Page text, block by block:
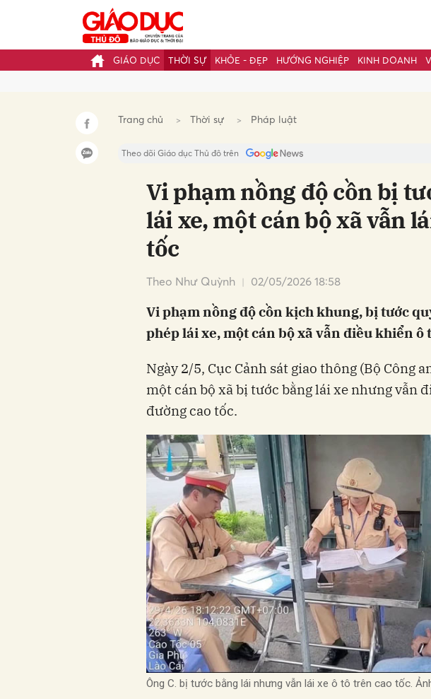
GIÁO DỤC THỜI SỰ KHỎE - ĐẸP HƯỚNG NGHIỆP KINH DOANH
Trang chủ Thời sự Pháp luật
Theo dõi Giáo dục Thủ đô trên
Vi phạm nồng độ cồn bị
lái xe, một cán bộ xã vẫn
tốc
Theo Như Quỳnh 02/05/2026 18:58
Vi phạm nồng độ cồn kịch khung, bị tước
phép lái xe, một cán bộ xã vẫn điều khiển ô
Ngày 2/5, Cục Cảnh sát giao thông (Bộ Công
một cán bộ xã bị tước bằng lái xe nhưng vẫn
đường cao tốc.
Ông C. bị tước bằng lái nhưng vẫn lái xe ô tô trên cao tốc.
Gửi bình luận